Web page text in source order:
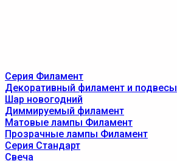
Серия Филамент
Декоративный филамент и подвесы
Шар новогодний
Диммируемый филамент
Матовые лампы Филамент
Прозрачные лампы Филамент
Серия Стандарт
Свеча